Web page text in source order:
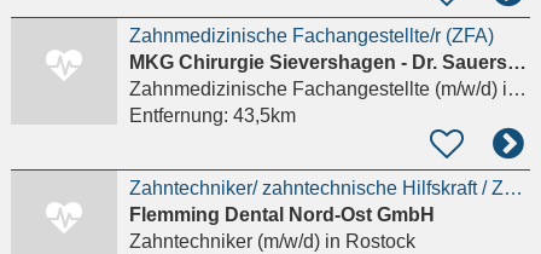
Zahnmedizinische Fachangestellte/r (ZFA)
MKG Chirurgie Sievershagen - Dr. Sauerschnig & Kollegen
Zahnmedizinische Fachangestellte (m/w/d)in Lambrechtshagen, Sievershagen
Entfernung: 43,5km
Zahntechniker/ zahntechnische Hilfskraft / ZFA (m/w/d) - Arbeitsvorbereitung
Flemming Dental Nord-Ost GmbH
Zahntechniker (m/w/d)in Rostock